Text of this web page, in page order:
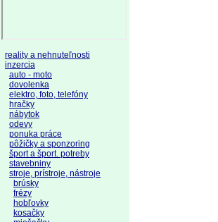
reality a nehnuteľnosti
inzercia
auto - moto
dovolenka
elektro, foto, telefóny
hračky
nábytok
odevy
ponuka práce
pôžičky a sponzoring
šport a šport. potreby
stavebniny
stroje, prístroje, nástroje
brúsky
frézy
hobľovky
kosačky